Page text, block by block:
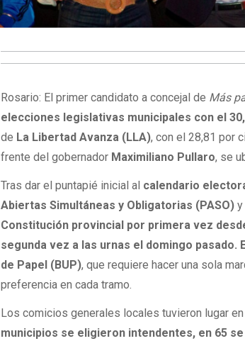
Rosario: El primer candidato a concejal de Más
elecciones legislativas municipales con el
de La Libertad Avanza (LLA), con el 28,81 por
frente del gobernador Maximiliano Pullaro, se
Tras dar el puntapié inicial al calendario
Abiertas Simultáneas y Obligatorias (PASO) y
Constitución provincial por primera vez
segunda vez a las urnas el domingo
de Papel (BUP), que requiere hacer una sola
preferencia en cada tramo.
Los comicios generales locales tuvieron lugar
municipios se eligieron intendentes, en 65